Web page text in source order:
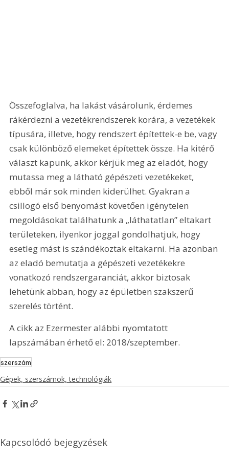
Összefoglalva, ha lakást vásárolunk, érdemes
rákérdezni a vezetékrendszerek korára, a vezetékek
típusára, illetve, hogy rendszert építettek-e be, vagy
csak különböző elemeket építettek össze. Ha kitérő
választ kapunk, akkor kérjük meg az eladót, hogy
mutassa meg a látható gépészeti vezetékeket,
ebből már sok minden kiderülhet. Gyakran a
csillogó első benyomást követően igénytelen
megoldásokat találhatunk a „láthatatlan” eltakart
területeken, ilyenkor joggal gondolhatjuk, hogy
esetleg mást is szándékoztak eltakarni. Ha azonban
az eladó bemutatja a gépészeti vezetékekre
vonatkozó rendszergaranciát, akkor biztosak
lehetünk abban, hogy az épületben szakszerű
szerelés történt.
A cikk az Ezermester alábbi nyomtatott
lapszámában érhető el: 2018/szeptember.
szerszám
Gépek, szerszámok, technológiák
Kapcsolódó bejegyzések